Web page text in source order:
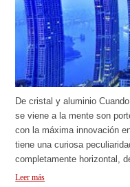
De cristal y aluminio
se viene a la mente son
con la máxima innovación
tiene una curiosa
completamente horizontal,
Leer más